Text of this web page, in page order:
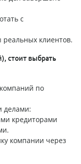
с
клиентов.
стоит выбрать
по
делами:
кредиторами
компании через